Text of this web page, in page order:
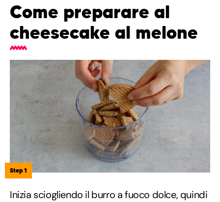
Come preparare al
cheesecake al melone
Step 1
Inizia sciogliendo il burro a fuoco dolce, quindi